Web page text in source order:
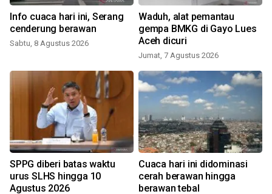
Info cuaca hari ini, Serang
cenderung berawan
Sabtu, 8 Agustus 2026
Waduh, alat pemantau
gempa BMKG di Gayo Lues
Aceh dicuri
Jumat, 7 Agustus 2026
SPPG diberi batas waktu
urus SLHS hingga 10
Agustus 2026
Cuaca hari ini didominasi
cerah berawan hingga
berawan tebal